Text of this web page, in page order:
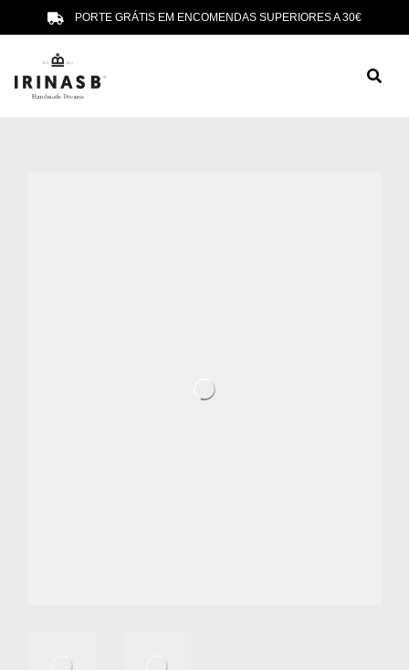
PORTE GRÁTIS EM ENCOMENDAS SUPERIORES A 30€